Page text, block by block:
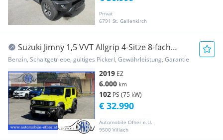
Privat
6791 St. Gallenkirch
Suzuki Jimny 1,5 VVT Allgrip 4-Sitze 8-fach
bereift
Benzin, Schaltgetriebe, gültiges Pickerl, Gewährleistung, Garantie
2019 EZ
6.000 km
102 PS (75 kW)
Automobile Ofner e.U.
9500 Villach
€ 32.990